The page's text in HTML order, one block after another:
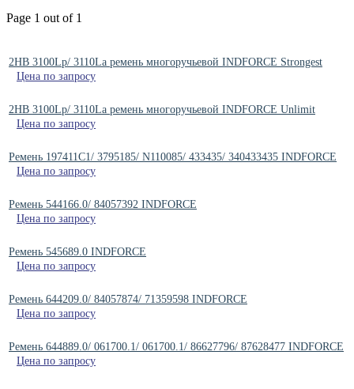
Page 1 out of 1
2HB 3100Lp/ 3110La ремень многоручьевой INDFORCE Strongest
Цена по запросу
2HB 3100Lp/ 3110La ремень многоручьевой INDFORCE Unlimit
Цена по запросу
Ремень 197411C1/ 3795185/ N110085/ 433435/ 340433435 INDFORCE
Цена по запросу
Ремень 544166.0/ 84057392 INDFORCE
Цена по запросу
Ремень 545689.0 INDFORCE
Цена по запросу
Ремень 644209.0/ 84057874/ 71359598 INDFORCE
Цена по запросу
Ремень 644889.0/ 061700.1/ 061700.1/ 86627796/ 87628477 INDFORCE
Цена по запросу